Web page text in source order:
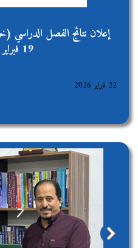
19 فبراير 2026م
22 فبراير 2026